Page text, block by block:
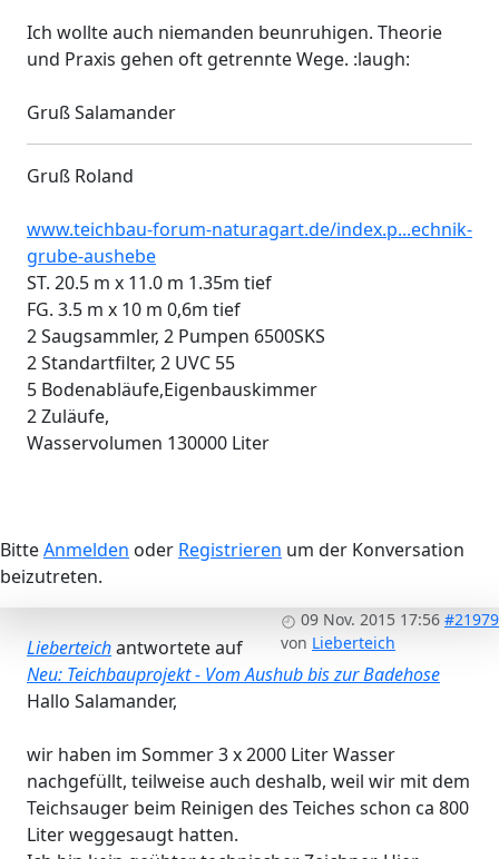
Ich wollte auch niemanden beunruhigen. Theorie
und Praxis gehen oft getrennte Wege. :laugh:
Gruß Salamander
Gruß Roland
www.teichbau-forum-naturagart.de/index.p...echnik-
grube-aushebe
ST. 20.5 m x 11.0 m 1.35m tief
FG. 3.5 m x 10 m 0,6m tief
2 Saugsammler, 2 Pumpen 6500SKS
2 Standartfilter, 2 UVC 55
5 Bodenabläufe,Eigenbauskimmer
2 Zuläufe,
Wasservolumen 130000 Liter
BitteAnmelden oder Registrieren um der Konversation
beizutreten.
09 Nov. 2015 17:56 #21979
von Lieberteich
Lieberteichantwortete auf
Neu: Teichbauprojekt - Vom Aushub bis zur Badehose
Hallo Salamander,
wir haben im Sommer 3 x 2000 Liter Wasser
nachgefüllt, teilweise auch deshalb, weil wir mit dem
Teichsauger beim Reinigen des Teiches schon ca 800
Liter weggesaugt hatten.